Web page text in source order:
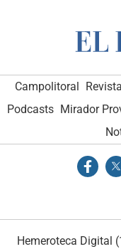
Campolitoral
Podcasts Mirador
Hemeroteca Digital